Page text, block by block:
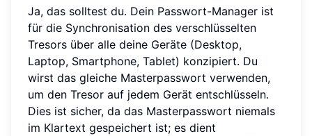
Ja, das solltest du. Dein Passwort-Manager ist
für die Synchronisation des verschlüsselten
Tresors über alle deine Geräte (Desktop,
Laptop, Smartphone, Tablet) konzipiert. Du
wirst das gleiche Masterpasswort verwenden,
um den Tresor auf jedem Gerät entschlüsseln.
Dies ist sicher, da das Masterpasswort niemals
im Klartext gespeichert ist; es dient